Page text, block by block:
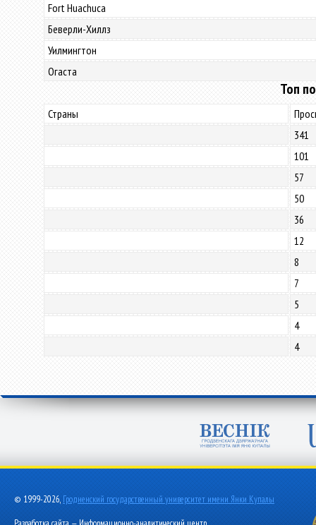
Fort Huachuca
Беверли-Хиллз
Уилмингтон
Огаста
Топ
Страны
341
101
57
50
36
12
8
7
5
4
4
© 1999-2026, Гродненский государственный университет имени Янки Купалы